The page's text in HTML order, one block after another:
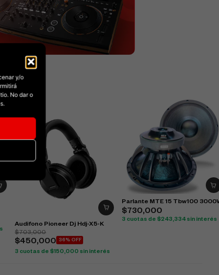
y/o
No dar o
Audifono Pioneer Dj Hdj-X5-K
$703,000
$450,000 36% OFF
3 cuotas de $150,000 sin interés
Parlante MTE 15 Tbw100
$ 730,000
3 cuotas de $243,334 sin interés